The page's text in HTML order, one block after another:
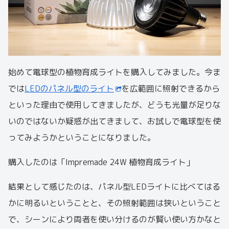
始めて電球型の植物育成ライトを購入してみました。今ま
ではLEDのパネル型のライト
を広範囲に照射できるから
といった理由で使用してきましたが、どうも光量が足りな
いのではないか疑惑が出てきまして、お試しで電球型を使
ってみようかということになりました。
購入したのは「Impremade 24W 植物育成ライト」
結果として感じたのは、パネル型LEDライトに比べてはる
かに明るいということと、その照射範囲は狭いということ
で、シーンにより両者を使い分けるのが賢い使い方かなと